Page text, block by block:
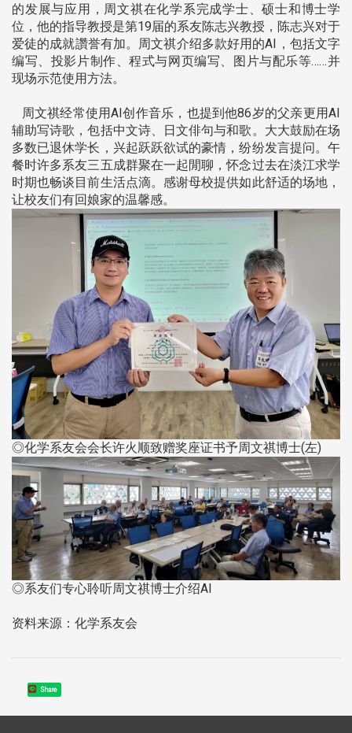
的发展与应用，周文祺在化学系完成学士、硕士和博士学
位，他的指导教授是第19届的系友陈志兴教授，陈志兴对于
爱徒的成就讚誉有加。周文祺介绍多款好用的AI，包括文字
编写、投影片制作、程式与网页编写、图片与配乐等……并
现场示范使用方法。
周文祺经常使用AI创作音乐，也提到他86岁的父亲更用AI
辅助写诗歌，包括中文诗、日文俳句与和歌。大大鼓励在场
多数已退休学长，兴起跃跃欲试的豪情，纷纷发言提问。午
餐时许多系友三五成群聚在一起閒聊，怀念过去在淡江求学
时期也畅谈目前生活点滴。感谢母校提供如此舒适的场地，
让校友们有回娘家的温馨感。
◎化学系友会会长许火顺致赠奖座证书予周文祺博士(左)
◎系友们专心聆听周文祺博士介绍AI
资料来源：化学系友会
Share